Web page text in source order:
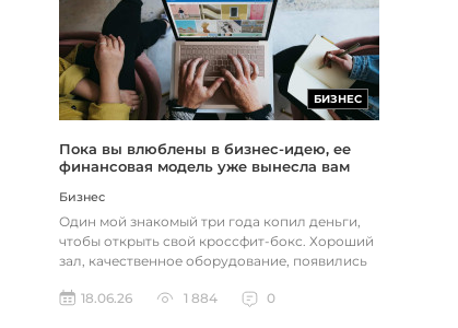
БИЗНЕС
Пока вы влюблены в бизнес-идею, ее
финансовая модель уже вынесла вам
Бизнес
Один мой знакомый три года копил деньги,
чтобы открыть свой кроссфит-бокс. Хороший
зал, качественное оборудование, появились
18.06.26
1 884 0